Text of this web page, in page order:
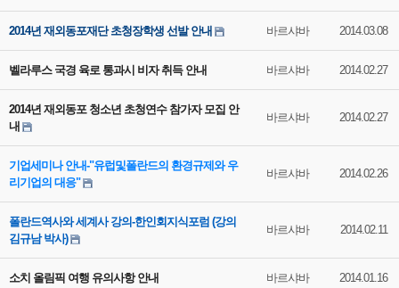
2014년 재외동포재단 초청장학생 선발 안내 바르샤바 2014.03.08
벨라루스 국경 육로 통과시 비자 취득 안내 바르샤바 2014.02.27
2014년 재외동포 청소년 초청연수 참가자 모집 안
내
바르샤바 2014.02.27
기업세미나 안내-"유럽및폴란드의 환경규제와 우
리기업의 대응"
바르샤바 2014.02.26
폴란드역사와 세계사 강의-한인회지식포럼 (강의
김규남 박사)
바르샤바 2014.02.11
소치 올림픽 여행 유의사항 안내 바르샤바 2014.01.16